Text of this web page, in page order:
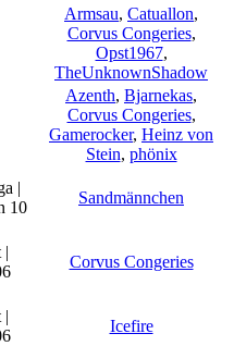
Armsau, Catuallon,
Corvus Congeries,
Opst1967,
TheUnknownShadow
Azenth, Bjarnekas,
Corvus Congeries,
Gamerocker, Heinz von
Stein, phönix
|
10
Sandmännchen
|
Corvus Congeries
|
Icefire